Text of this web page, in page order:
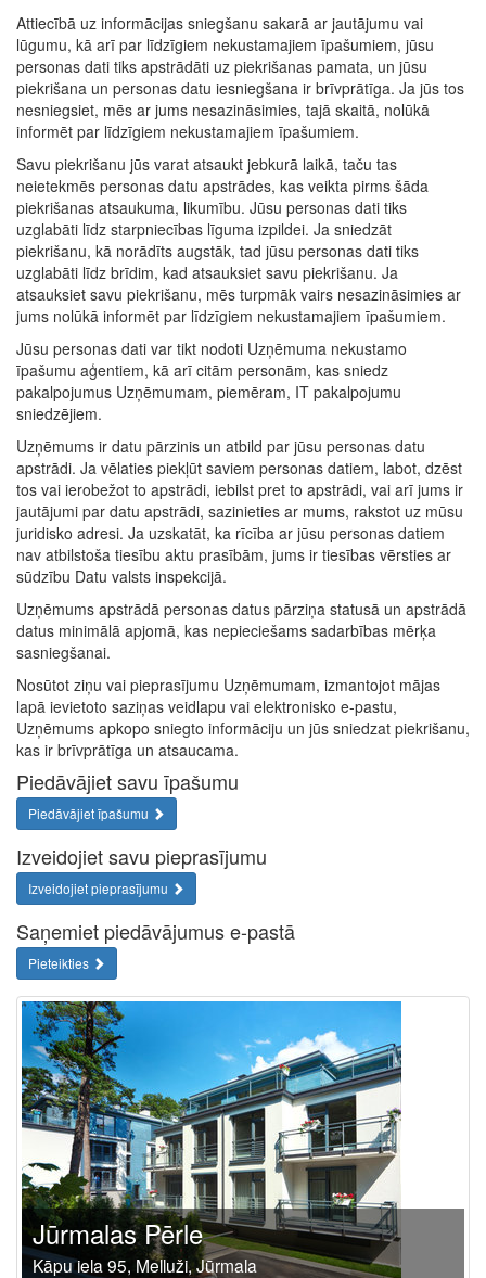
Attiecībā uz informācijas sniegšanu sakarā ar jautājumu vai
lūgumu, kā arī par līdzīgiem nekustamajiem īpašumiem, jūsu
personas dati tiks apstrādāti uz piekrišanas pamata, un jūsu
piekrišana un personas datu iesniegšana ir brīvprātīga. Ja jūs tos
nesniegsiet, mēs ar jums nesazināsimies, tajā skaitā, nolūkā
informēt par līdzīgiem nekustamajiem īpašumiem.
Savu piekrišanu jūs varat atsaukt jebkurā laikā, taču tas
neietekmēs personas datu apstrādes, kas veikta pirms šāda
piekrišanas atsaukuma, likumību. Jūsu personas dati tiks
uzglabāti līdz starpniecības līguma izpildei. Ja sniedzāt
piekrišanu, kā norādīts augstāk, tad jūsu personas dati tiks
uzglabāti līdz brīdim, kad atsauksiet savu piekrišanu. Ja
atsauksiet savu piekrišanu, mēs turpmāk vairs nesazināsimies ar
jums nolūkā informēt par līdzīgiem nekustamajiem īpašumiem.
Jūsu personas dati var tikt nodoti Uzņēmuma nekustamo
īpašumu aģentiem, kā arī citām personām, kas sniedz
pakalpojumus Uzņēmumam, piemēram, IT pakalpojumu
sniedzējiem.
Uzņēmums ir datu pārzinis un atbild par jūsu personas datu
apstrādi. Ja vēlaties piekļūt saviem personas datiem, labot, dzēst
tos vai ierobežot to apstrādi, iebilst pret to apstrādi, vai arī jums ir
jautājumi par datu apstrādi, sazinieties ar mums, rakstot uz mūsu
juridisko adresi. Ja uzskatāt, ka rīcība ar jūsu personas datiem
nav atbilstoša tiesību aktu prasībām, jums ir tiesības vērsties ar
sūdzību Datu valsts inspekcijā.
Uzņēmums apstrādā personas datus pārziņa statusā un apstrādā
datus minimālā apjomā, kas nepieciešams sadarbības mērķa
sasniegšanai.
Nosūtot ziņu vai pieprasījumu Uzņēmumam, izmantojot mājas
lapā ievietoto saziņas veidlapu vai elektronisko e-pastu,
Uzņēmums apkopo sniegto informāciju un jūs sniedzat piekrišanu,
kas ir brīvprātīga un atsaucama.
Piedāvājiet savu īpašumu
Piedāvājiet īpašumu
Izveidojiet savu pieprasījumu
Izveidojiet pieprasījumu
Saņemiet piedāvājumus e-pastā
Pieteikties
Jūrmalas Pērle
Kāpu iela 95, Melluži, Jūrmala